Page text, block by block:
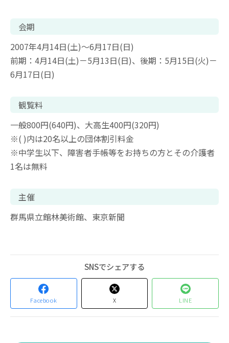
会期
2007年4月14日(土)～6月17日(日)
前期：4月14日(土)－5月13日(日)、後期：5月15日(火)－
6月17日(日)
観覧料
一般800円(640円)、大高生400円(320円)
※( )内は20名以上の団体割引料金
※中学生以下、障害者手帳等をお持ちの方とその介護者
1名は無料
主催
群馬県立館林美術館、東京新聞
SNSでシェアする
Facebook X LINE